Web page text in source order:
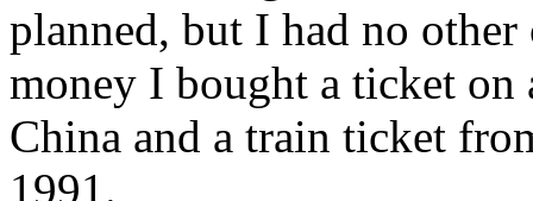
planned, but I had no
money I bought a ticket
China and a train ticket
1991.